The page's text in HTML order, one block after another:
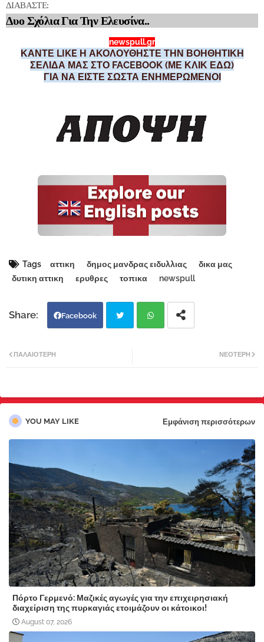
ΔΙΑΒΑΣΤΕ:
Δυο Σχόλια Για Την Ελευσίνα..
newspull.gr
ΚΑΝΤΕ LIKE Η ΑΚΟΛΟΥΘΗΣΤΕ ΤΗΝ ΒΟΗΘΗΤΙΚΗ
ΣΕΛΙΔΑ ΜΑΣ ΣΤΟ FACEBOOK (ΜΕ ΚΛΙΚ ΕΔΩ)
ΓΙΑ ΝΑ ΕΙΣΤΕ ΣΩΣΤΑ ΕΝΗΜΕΡΩΜΕΝΟΙ
Tags αττικη δημος μανδρας ειδυλλιας
δικα μας
δυτικη αττικη
ερυθρες τοπικα newspull
Facebook
pp
ΝΕΌΤΕΡΗ
ΠΑΛΑΙΌΤΕΡΗ
YOU MAY LIKE Εμφάνιση περισσότερων
Πόρτο Γερμενό: Μαζικές αγωγές για την επιχειρησιακή
διαχείριση της πυρκαγιάς ετοιμάζουν οι κάτοικοι!
August 07, 2026